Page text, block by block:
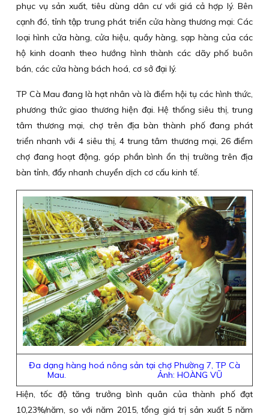
phục vụ sản xuất, tiêu dùng dân cư với giá cả hợp lý. Bên
cạnh đó, tỉnh tập trung phát triển cửa hàng thương mại: Các
loại hình cửa hàng, cửa hiệu, quầy hàng, sạp hàng của các
hộ kinh doanh theo hướng hình thành các dãy phố buôn
bán, các cửa hàng bách hoá, cơ sở đại lý.
TP Cà Mau đang là hạt nhân và là điểm hội tụ các hình thức,
phương thức giao thương hiện đại. Hệ thống siêu thị, trung
tâm thương mại, chợ trên địa bàn thành phố đang phát
triển nhanh với 4 siêu thị, 4 trung tâm thương mại, 26 điểm
chợ đang hoạt động, góp phần bình ổn thị trường trên địa
bàn tỉnh, đẩy nhanh chuyển dịch cơ cấu kinh tế.
Đa dạng hàng hoá nông sản tại chợ Phường 7, TP Cà
Mau. Ảnh: HOÀNG VŨ
Hiện, tốc độ tăng trưởng bình quân của thành phố đạt
10,23%/năm, so với năm 2015, tổng giá trị sản xuất 5 năm